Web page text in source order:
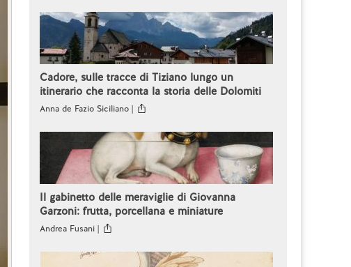
Cadore, sulle tracce di Tiziano lungo un
itinerario che racconta la storia delle Dolomiti
Anna de Fazio Siciliano |
Il gabinetto delle meraviglie di Giovanna
Garzoni: frutta, porcellana e miniature
Andrea Fusani |